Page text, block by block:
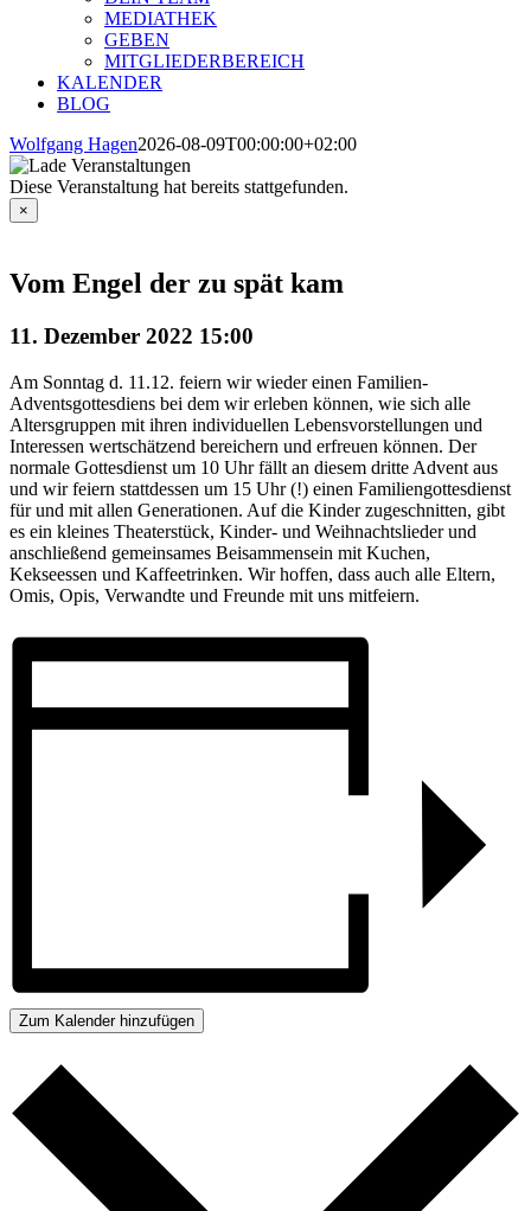
MEDIATHEK
GEBEN
MITGLIEDERBEREICH
KALENDER
BLOG
Wolfgang Hagen2026-08-09T00:00:00+02:00
Diese Veranstaltung hat bereits stattgefunden.
×
Vom Engel der zu spät kam
11. Dezember 2022 15:00
Am Sonntag d. 11.12. feiern wir wieder einen Familien-
Adventsgottesdiens bei dem wir erleben können, wie sich alle
Altersgruppen mit ihren individuellen Lebensvorstellungen und
Interessen wertschätzend bereichern und erfreuen können. Der
normale Gottesdienst um 10 Uhr fällt an diesem dritte Advent aus
und wir feiern stattdessen um 15 Uhr (!) einen Familiengottesdienst
für und mit allen Generationen. Auf die Kinder zugeschnitten, gibt
es ein kleines Theaterstück, Kinder- und Weihnachtslieder und
anschließend gemeinsames Beisammensein mit Kuchen,
Kekseessen und Kaffeetrinken. Wir hoffen, dass auch alle Eltern,
Omis, Opis, Verwandte und Freunde mit uns mitfeiern.
Zum Kalender hinzufügen